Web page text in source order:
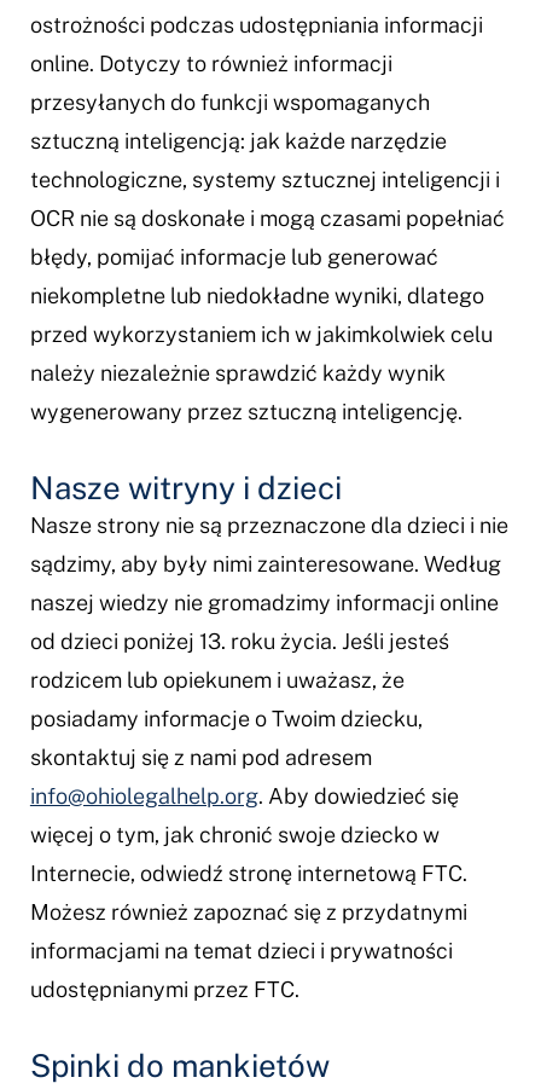
ostrożności podczas udostępniania informacji
online. Dotyczy to również informacji
przesyłanych do funkcji wspomaganych
sztuczną inteligencją: jak każde narzędzie
technologiczne, systemy sztucznej inteligencji i
OCR nie są doskonałe i mogą czasami popełniać
błędy, pomijać informacje lub generować
niekompletne lub niedokładne wyniki, dlatego
przed wykorzystaniem ich w jakimkolwiek celu
należy niezależnie sprawdzić każdy wynik
wygenerowany przez sztuczną inteligencję.
Nasze witryny i dzieci
Nasze strony nie są przeznaczone dla dzieci i nie
sądzimy, aby były nimi zainteresowane. Według
naszej wiedzy nie gromadzimy informacji online
od dzieci poniżej 13. roku życia. Jeśli jesteś
rodzicem lub opiekunem i uważasz, że
posiadamy informacje o Twoim dziecku,
skontaktuj się z nami pod adresem
info@ohiolegalhelp.org. Aby dowiedzieć się
więcej o tym, jak chronić swoje dziecko w
Internecie, odwiedź stronę internetową FTC.
Możesz również zapoznać się z przydatnymi
informacjami na temat dzieci i prywatności
udostępnianymi przez FTC.
Spinki do mankietów